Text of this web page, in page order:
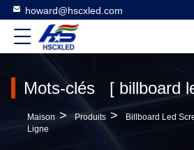
howard@hscxled.com
Maison > Produits >
Billboard Led
Ligne